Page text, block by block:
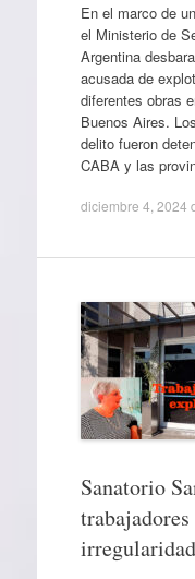
En el marco de
el Ministerio de
Argentina
acusada de
diferentes obras
Buenos Aires.
delito fueron
CABA y las
diciembre 4, 2024
Sanatorio